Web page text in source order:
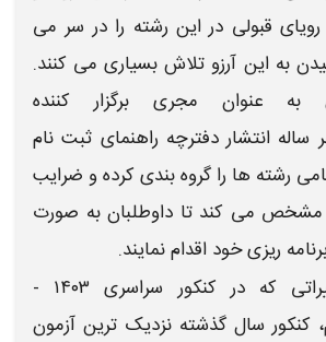
قبولی در این رشته را در سر می
به این آرزو تلاش بسیاری می کنند.
عنوان مجری برگزار کننده
ساله انتشار دفترچه راهنمای ثبت نام
رشته ها را گروه بندی کرده و ضرایب
مشخص می کند تا داوطلبان به صورت
ریزی خود اقدام نمایند.
که در کنکور سراسری
۱۴۰۳ -
کنکور سال گذشته نزدیک ترین آزمون